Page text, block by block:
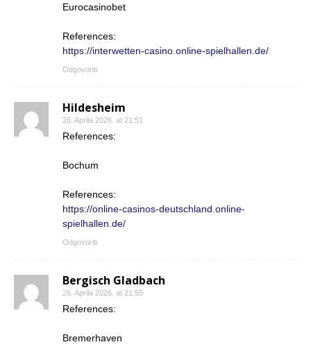
Eurocasinobet
References:
https://interwetten-casino.online-spielhallen.de/
Odgovoriti
Hildesheim
26. Aprila 2026. at 21:51
References:
Bochum
References:
https://online-casinos-deutschland.online-
spielhallen.de/
Odgovoriti
Bergisch Gladbach
26. Aprila 2026. at 21:55
References:
Bremerhaven